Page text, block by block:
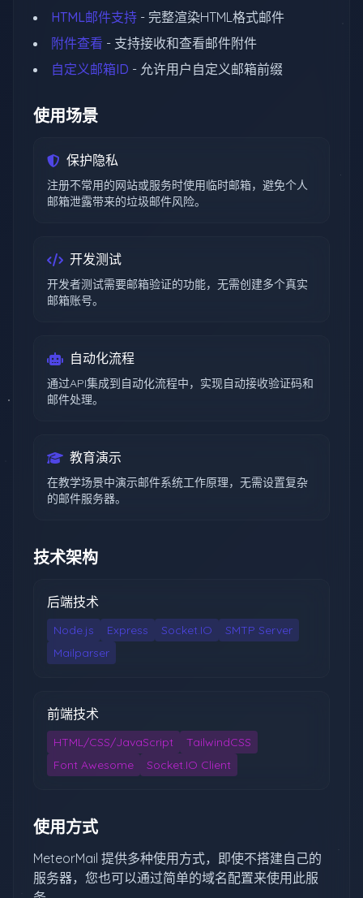
HTML邮件支持 - 完整渲染HTML格式邮件
附件查看 - 支持接收和查看邮件附件
自定义邮箱ID - 允许用户自定义邮箱前缀
使用场景
保护隐私
注册不常用的网站或服务时使用临时邮箱，避免个人
邮箱泄露带来的垃圾邮件风险。
开发测试
开发者测试需要邮箱验证的功能，无需创建多个真实
邮箱账号。
自动化流程
通过API集成到自动化流程中，实现自动接收验证码和
邮件处理。
教育演示
在教学场景中演示邮件系统工作原理，无需设置复杂
的邮件服务器。
技术架构
后端技术
Node.js Express Socket.IO
SMTP Server
Mailparser
前端技术
HTML/CSS/JavaScript
TailwindCSS
Font Awesome
Socket.IO Client
使用方式
MeteorMail 提供多种使用方式，即使不搭建自己的
服务器，您也可以通过简单的域名配置来使用此服